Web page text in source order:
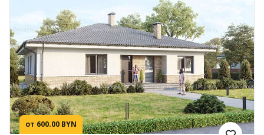
от 600.00 BYN